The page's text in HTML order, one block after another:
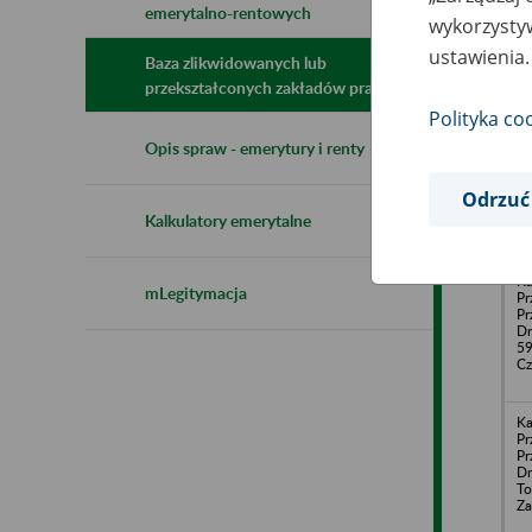
emerytalno-rentowych
Baza zlikwidowanych lub
przekształconych zakładów pracy
Opis spraw - emerytury i renty
Kalkulatory emerytalne
mLegitymacja
Polityka